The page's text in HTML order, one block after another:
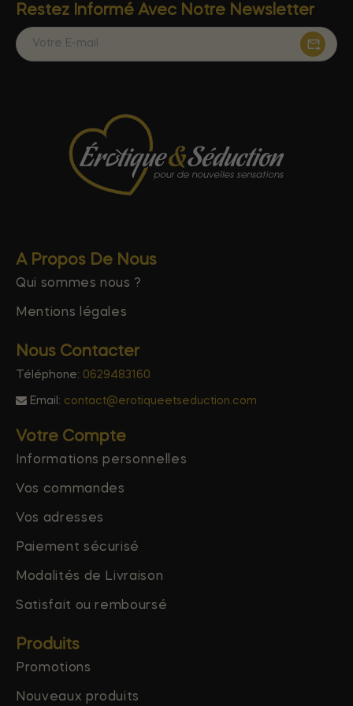
Restez Informé Avec Notre Newsletter
A Propos De Nous
Qui sommes nous ?
Mentions légales
Nous Contacter
Téléphone: 0629483160
Email: contact@erotiqueetseduction.com
Votre Compte
Informations personnelles
Vos commandes
Vos adresses
Paiement sécurisé
Modalités de Livraison
Satisfait ou remboursé
Produits
Promotions
Nouveaux produits